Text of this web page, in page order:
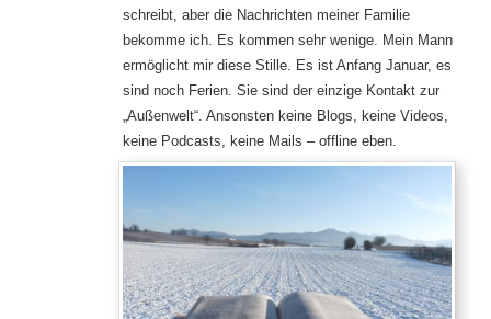
schreibt, aber die Nachrichten meiner Familie
bekomme ich. Es kommen sehr wenige. Mein Mann
ermöglicht mir diese Stille. Es ist Anfang Januar, es
sind noch Ferien. Sie sind der einzige Kontakt zur
„Außenwelt“. Ansonsten keine Blogs, keine Videos,
keine Podcasts, keine Mails – offline eben.